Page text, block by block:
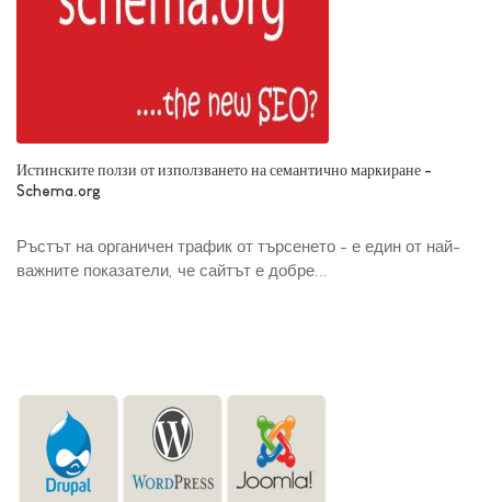
Истинските ползи от използването на семантично маркиране -
Schema.org
Ръстът на органичен трафик от търсенето - е един от най-
важните показатели, че сайтът е добре...